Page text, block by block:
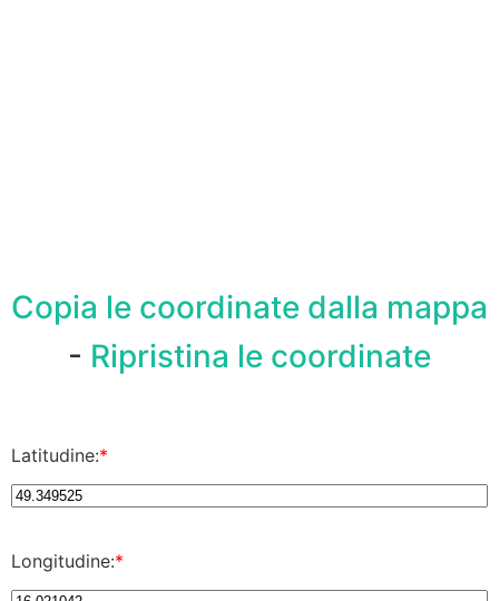
Copia le coordinate dalla mappa
- Ripristina le coordinate
Latitudine:*
Longitudine:*